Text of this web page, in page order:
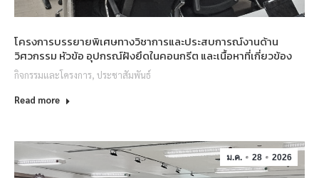
โครงการบรรยายพิเศษทางวิชาการและประสบการณ์งานด้าน
วิศวกรรม หัวข้อ อุปกรณ์ฝังยึดในคอนกรีต และเนื้อหาที่เกี่ยวข้อง
กิจกรรมและโครงการ, ประชาสัมพันธ์
Read more
ม.ค. 28 2026